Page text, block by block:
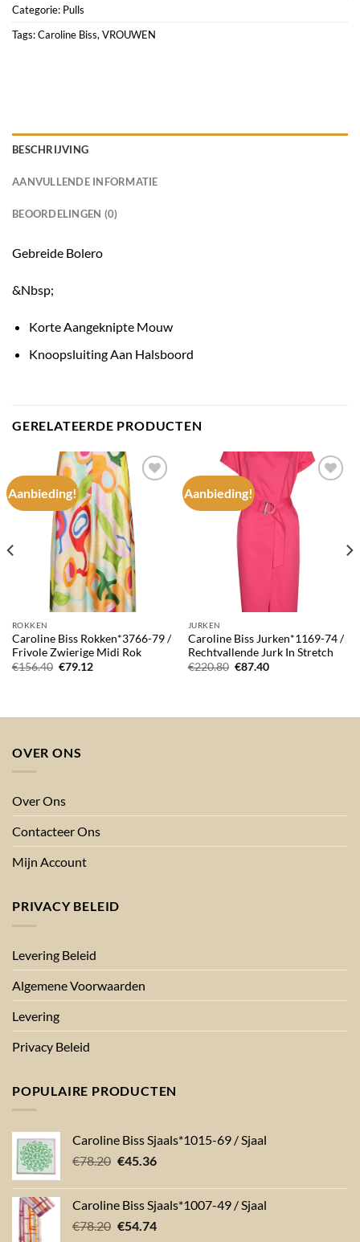
Categorie: Pulls
Tags:Caroline Biss,VROUWEN
BESCHRIJVING
AANVULLENDE INFORMATIE
BEOORDELINGEN (0)
Gebreide Bolero
&Nbsp;
Korte Aangeknipte Mouw
Knoopsluiting Aan Halsboord
GERELATEERDE PRODUCTEN
Aanbieding!
ROKKEN
Caroline Biss Rokken*3766-79 /
Frivole Zwierige Midi Rok
€156.40 Oorspronkelijke
€79.12Huidige
Aanbieding!
JURKEN
Caroline Biss Jurken*1169-74 /
Rechtvallende Jurk In Stretch
€220.80 Oorspronkelijke
€87.40Huidige
OVER ONS
Over Ons
Contacteer Ons
Mijn Account
PRIVACY BELEID
Levering Beleid
Algemene Voorwaarden
Levering
Privacy Beleid
POPULAIRE PRODUCTEN
Caroline Biss Sjaals*1015-69 / Sjaal
€78.20 Oorspronkelijke
was:
€78.20.
€45.36Huidige
is:
€45.36.
Caroline Biss Sjaals*1007-49 / Sjaal
€78.20 Oorspronkelijke
€54.74Huidige